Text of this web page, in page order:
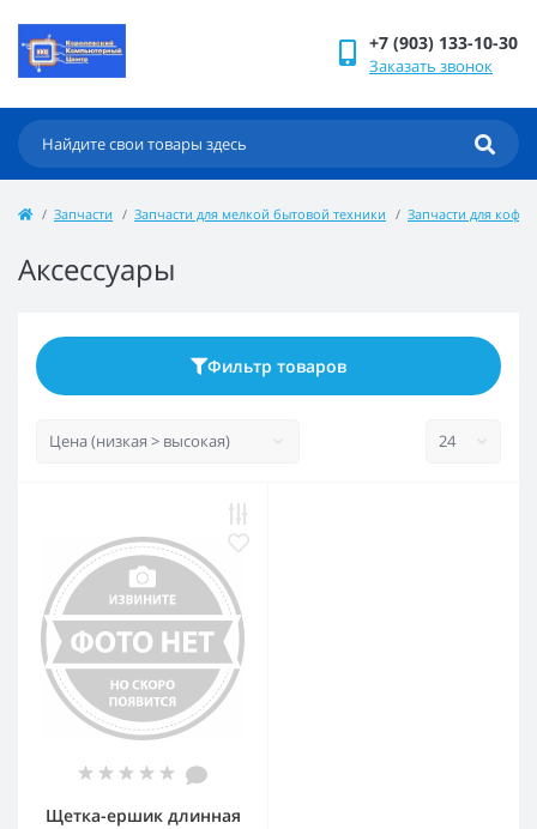
+7 (903) 133-10-30
Заказать звонок
Запчасти Запчасти для мелкой бытовой техники Запчасти для
Аксессуары
Фильтр товаров
Щетка-ершик длинная